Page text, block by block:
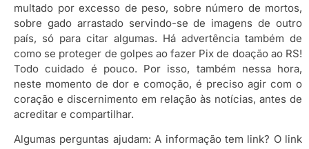
multado por excesso de peso, sobre número de mortos,
sobre gado arrastado servindo-se de imagens de outro
país, só para citar algumas. Há advertência também de
como se proteger de golpes ao fazer Pix de doação ao RS!
Todo cuidado é pouco. Por isso, também nessa hora,
neste momento de dor e comoção, é preciso agir com o
coração e discernimento em relação às notícias, antes de
acreditar e compartilhar.
Algumas perguntas ajudam: A informação tem link? O link